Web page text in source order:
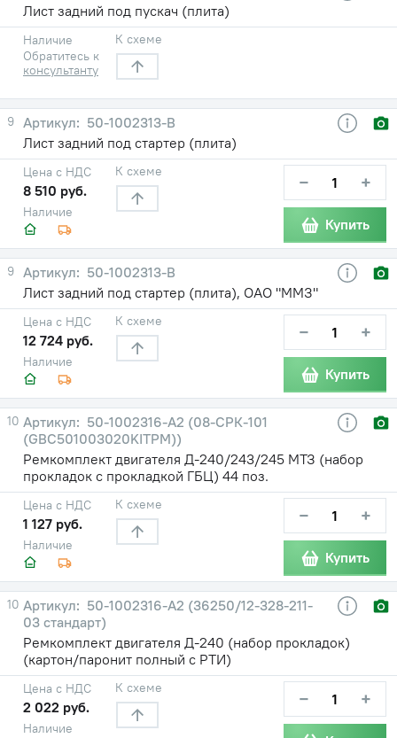
Лист задний под пускач (плита)
Наличие
Обратитесь к
консультанту
К схеме
9
50-1002313-В
Лист задний под стартер (плита)
Наличие
Цена с НДС
8 510 руб.
К схеме − +
Купить
9
50-1002313-В
Лист задний под стартер (плита), ОАО "ММЗ"
Наличие
Цена с НДС
12 724 руб.
К схеме − +
Купить
10
50-1002316-А2 (08-СРК-101
(GBC501003020KITPM))
Ремкомплект двигателя Д-240/243/245 МТЗ (набор
прокладок с прокладкой ГБЦ) 44 поз.
Наличие
Цена с НДС
1 127 руб.
К схеме − +
Купить
10
50-1002316-А2 (36250/12-328-211-
03 стандарт)
Ремкомплект двигателя Д-240 (набор прокладок)
(картон/паронит полный с РТИ)
Наличие
Цена с НДС
2 022 руб.
К схеме − +